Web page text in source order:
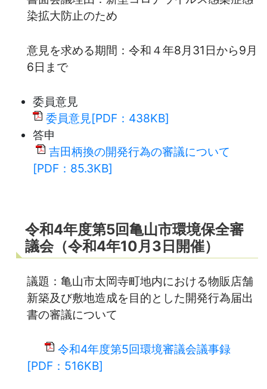
染拡大防止のため
意見を求める期間：令和４年8月31日から9月
6日まで
委員意見
委員意見[PDF：438KB]
答申
吉田柄換の開発行為の審議について
[PDF：85.3KB]
令和4年度第5回亀山市環境保全審
議会（令和4年10月3日開催）
議題：亀山市太岡寺町地内における物販店舗
新築及び敷地造成を目的とした開発行為届出
書の審議について
令和4年度第5回環境審議会議事録
[PDF：516KB]